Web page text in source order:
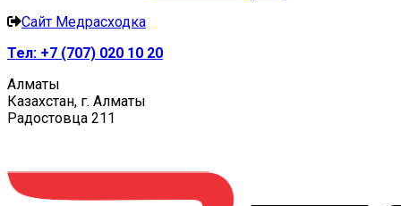
Сайт Медрасходка
Тел: +7 (707) 020 10 20
Алматы
Казахстан, г. Алматы
Радостовца 211